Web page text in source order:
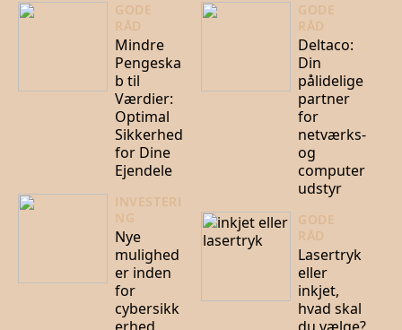
GODE
RÅD
Mindre
Pengeska
b til
Værdier:
Optimal
Sikkerhed
for Dine
Ejendele
INVESTERI
NG
Nye
mulighed
er inden
for
cybersikk
erhed
GODE
RÅD
Deltaco:
Din
pålidelige
partner
for
netværks-
og
computer
udstyr
GODE
RÅD
Lasertryk
eller
inkjet,
hvad skal
du vælge?